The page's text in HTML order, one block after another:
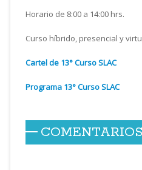
Horario de 8:00 a 14:00 hrs.
Curso híbrido, presencial y
Cartel de 13° Curso SLAC
Programa 13° Curso SLAC
COMENTARIOS